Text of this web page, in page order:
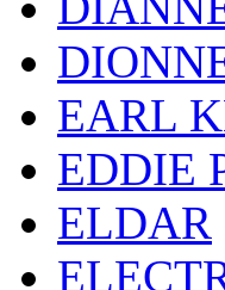
EARL
EDDIE
ELDAR